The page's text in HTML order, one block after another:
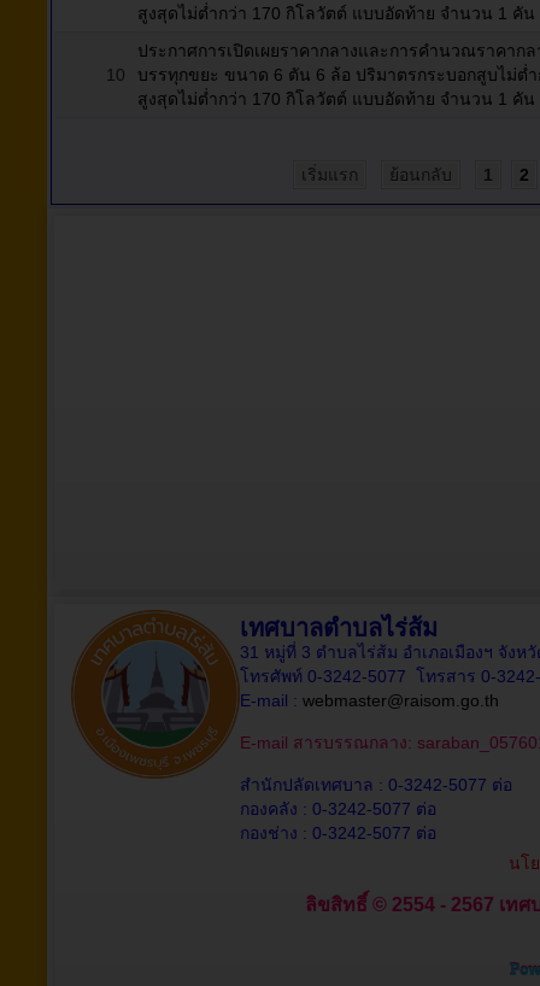
สูงสุดไม่ต่ำกว่า 170 กิโลวัตต์ แบบอัดท้าย จำนวน 1 คัน
10
ประกาศการเปิดเผยราคากลางและการคำนวณราคาก
บรรทุกขยะ ขนาด 6 ตัน 6 ล้อ ปริมาตรกระบอกสูบไม่ต่
สูงสุดไม่ต่ำกว่า 170 กิโลวัตต์ แบบอัดท้าย จำนวน 1 คัน
เริ่มแรก ย้อนกลับ 1 2
เทศบาลตำบลไร่ส้ม
31 หมู่ที่ 3 ตำบลไร่ส้ม อำเภอเมืองฯ จังห
โทรศัพท์ 0-3242-5077 โทรสาร 0-
E-mail : webmaster@raisom.go.th
E-mail สารบรรณกลาง:
สำนักปลัดเทศบาล : 0-3242-5077 ต่อ
กองคลัง : 0-3242-5077 ต่อ
กองช่าง : 0-3242-5077 ต่อ
นโ
ลิขสิทธิ์ © 2554 - 2567 เท